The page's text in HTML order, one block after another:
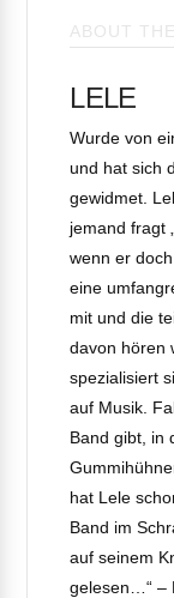
ABOUT
LELE
Wurde von
und hat sich
gewidmet.
jemand fragt
wenn er
eine
mit und die
davon hören
spezialisiert
auf Musik.
Band gibt, in
hat Lele
Band im
auf seinem
gelesen…“ –